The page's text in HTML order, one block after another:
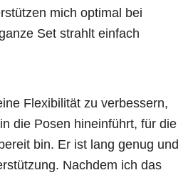
mich optimal bei
Set strahlt einfach
Flexibilität zu verbessern,
die Posen hineinführt, für die
bin. Er ist lang genug und
Nachdem ich das